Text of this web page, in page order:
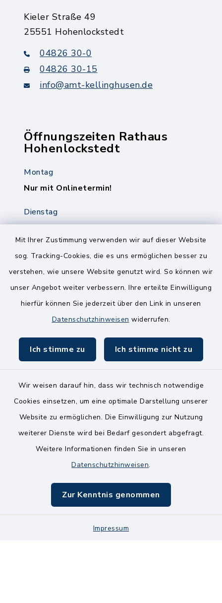
Mit Ihrer Zustimmung verwenden wir auf dieser Website
sog. Tracking-Cookies, die es uns ermöglichen besser zu
verstehen, wie unsere Website genutzt wird. So können wir
unser Angebot weiter verbessern. Ihre erteilte Einwilligung
hierfür können Sie jederzeit über den Link in unseren
Datenschutzhinweisen widerrufen.
Ich stimme zu Ich stimme nicht zu
Wir weisen darauf hin, dass wir technisch notwendige
Cookies einsetzen, um eine optimale Darstellung unserer
Website zu ermöglichen. Die Einwilligung zur Nutzung
weiterer Dienste wird bei Bedarf gesondert abgefragt.
Weitere Informationen finden Sie in unseren
Datenschutzhinweisen.
Zur Kenntnis genommen
Impressum
Kieler Straße 49
25551 Hohenlockstedt
04826 30-0
04826 30-15
info@amt-kellinghusen.de
Öffnungszeiten Rathaus
Hohenlockstedt
Montag
Nur mit Onlinetermin!
Dienstag
8.00-12.00 Uhr
14.00-18.00 Uhr
Freitag
8.00-11.00 Uhr
Kontakt
Barrierefreiheit
Impressum
Sitemap